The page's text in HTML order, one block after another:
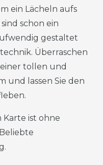
ein Lächeln aufs
schon ein
gestaltet
Überraschen
tollen und
und lassen Sie den
Karte ist ohne